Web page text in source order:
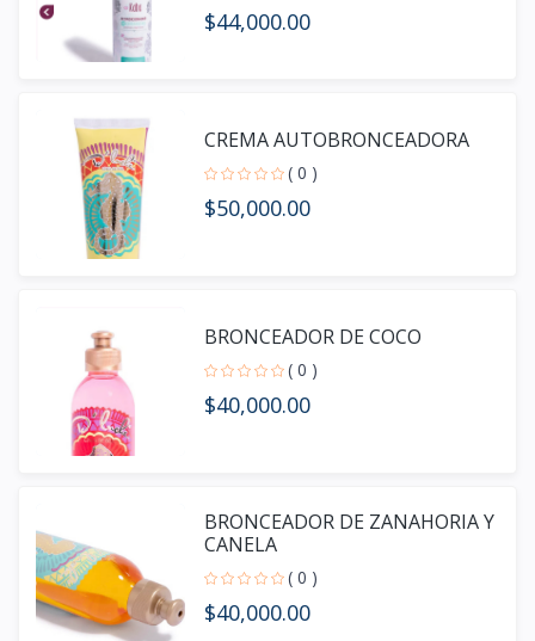
$44,000.00
CREMA AUTOBRONCEADORA
( 0 )
$50,000.00
BRONCEADOR DE COCO
( 0 )
$40,000.00
BRONCEADOR DE ZANAHORIA Y
CANELA
( 0 )
$40,000.00